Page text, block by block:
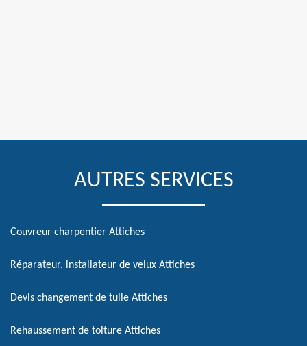
AUTRES SERVICES
Couvreur charpentier Attiches
Réparateur, installateur de velux Attiches
Devis changement de tuile Attiches
Rehaussement de toiture Attiches